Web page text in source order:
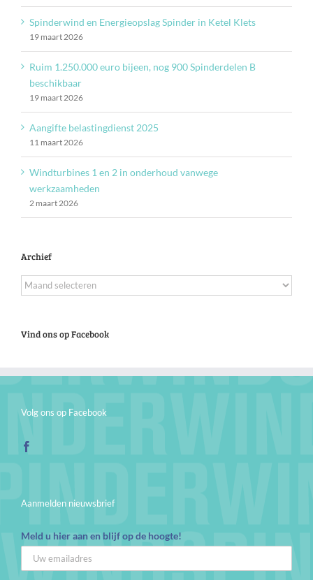
Spinderwind en Energieopslag Spinder in Ketel Klets
19 maart 2026
Ruim 1.250.000 euro bijeen, nog 900 Spinderdelen B
beschikbaar
19 maart 2026
Aangifte belastingdienst 2025
11 maart 2026
Windturbines 1 en 2 in onderhoud vanwege
werkzaamheden
2 maart 2026
Archief
Archief
Vind ons op Facebook
Volg ons op Facebook
Aanmelden nieuwsbrief
Meld u hier aan en blijf op de hoogte!